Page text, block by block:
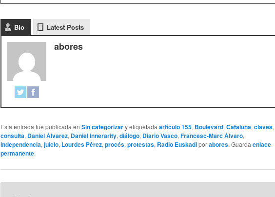
Bio Latest Posts
abores
Esta entrada fue publicada en Sin categorizary etiquetada artículo 155, Boulevard, Cataluña, claves,
consulta, Daniel Álvarez, Daniel Innerarity, diálogo, Diario Vasco, Francesc-Marc Álvaro,
independencia, juicio, Lourdes Pérez, procés, protestas, Radio Euskadiporabores. Guarda enlace
permanente.